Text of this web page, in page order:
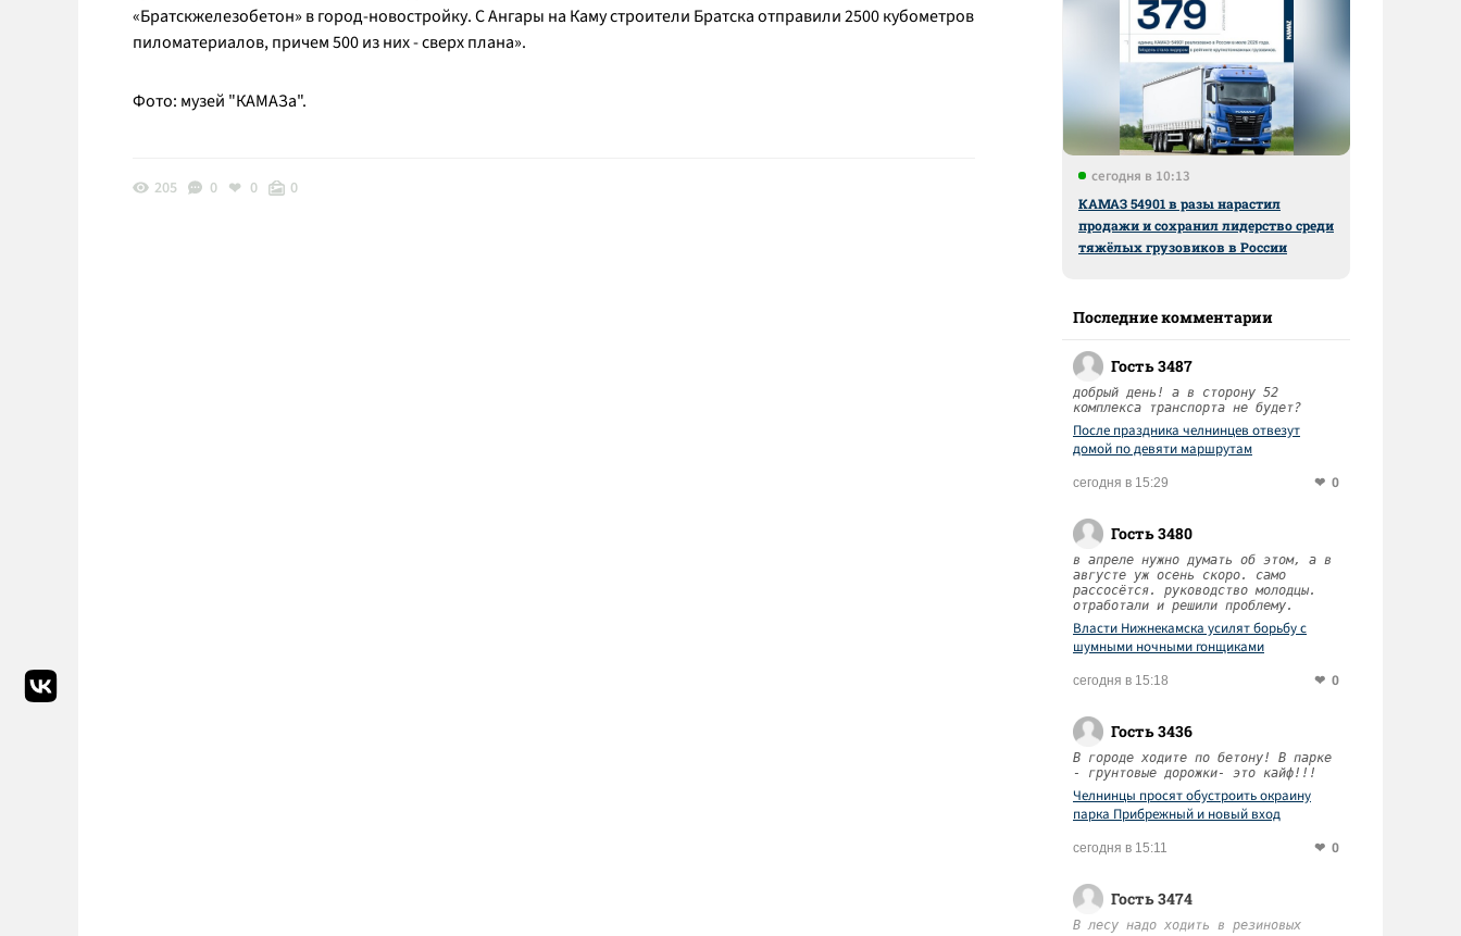
«Братскжелезобетон» в город-новостройку. C Ангары на Каму строители Братска отправили 2500 кубометров
пиломатериалов, причем 500 из них - сверх плана».
Фото: музей "КАМАЗа".
205 0 0 0
сегодня в 10:13
КАМАЗ 54901 в разы нарастил
продажи и сохранил лидерство среди
тяжёлых грузовиков в России
Последние комментарии
Гость 3487
добрый день! а в сторону 52
комплекса транспорта не будет?
После праздника челнинцев отвезут
домой по девяти маршрутам
сегодня в 15:29 0
Гость 3480
в апреле нужно думать об этом, а в
августе уж осень скоро. само
рассосётся. руководство молодцы.
отработали и решили проблему.
Власти Нижнекамска усилят борьбу с
шумными ночными гонщиками
сегодня в 15:18 0
Гость 3436
В городе ходите по бетону! В парке
- грунтовые дорожки- это кайф!!!
Челнинцы просят обустроить окраину
парка Прибрежный и новый вход
сегодня в 15:11 0
Гость 3474
В лесу надо ходить в резиновых